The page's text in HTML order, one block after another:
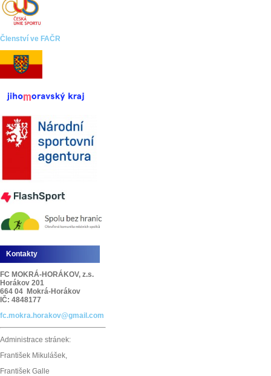
Členství ve FAČR
Kontakty
FC MOKRÁ-HORÁKOV, z.s.
Horákov 201
664 04 Mokrá-Horákov
IČ: 4848177
fc.mokra.horakov@gmail.com
Administrace stránek:
František Mikulášek,
František Galle